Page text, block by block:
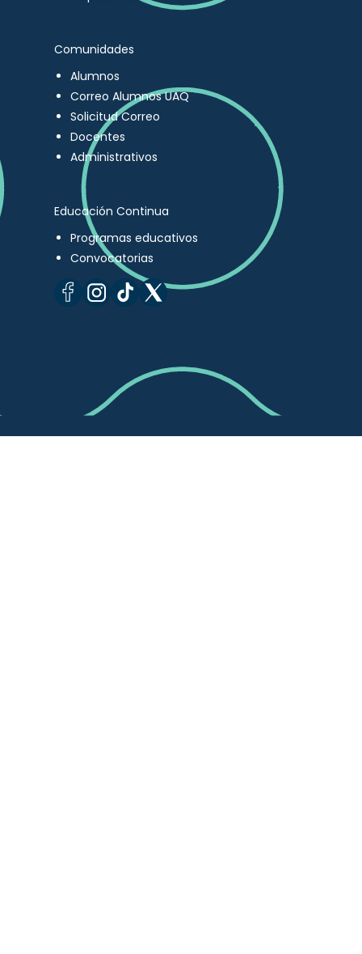
Comunidades
Alumnos
Correo Alumnos UAQ
Solicitud Correo
Docentes
Administrativos
Educación Continua
Programas educativos
Convocatorias